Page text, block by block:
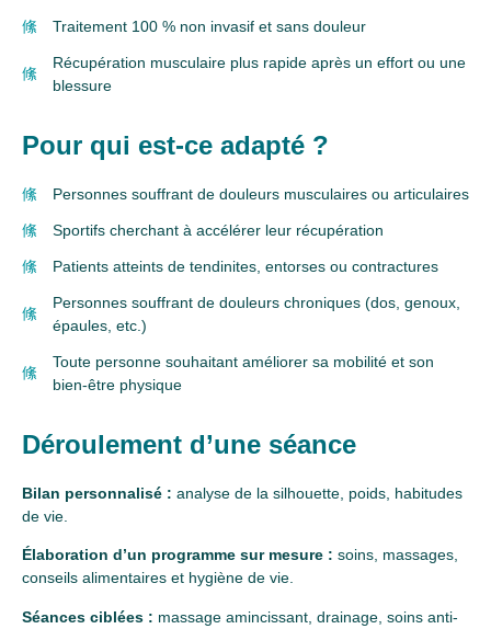
Traitement 100 % non invasif et sans douleur
Récupération musculaire plus rapide après un effort ou une
blessure
Pour qui est-ce adapté ?
Personnes souffrant de douleurs musculaires ou articulaires
Sportifs cherchant à accélérer leur récupération
Patients atteints de tendinites, entorses ou contractures
Personnes souffrant de douleurs chroniques (dos, genoux,
épaules, etc.)
Toute personne souhaitant améliorer sa mobilité et son
bien-être physique
Déroulement d’une séance
Bilan personnalisé : analyse de la silhouette, poids, habitudes
de vie.
Élaboration d’un programme sur mesure : soins, massages,
conseils alimentaires et hygiène de vie.
Séances ciblées : massage amincissant, drainage, soins anti-